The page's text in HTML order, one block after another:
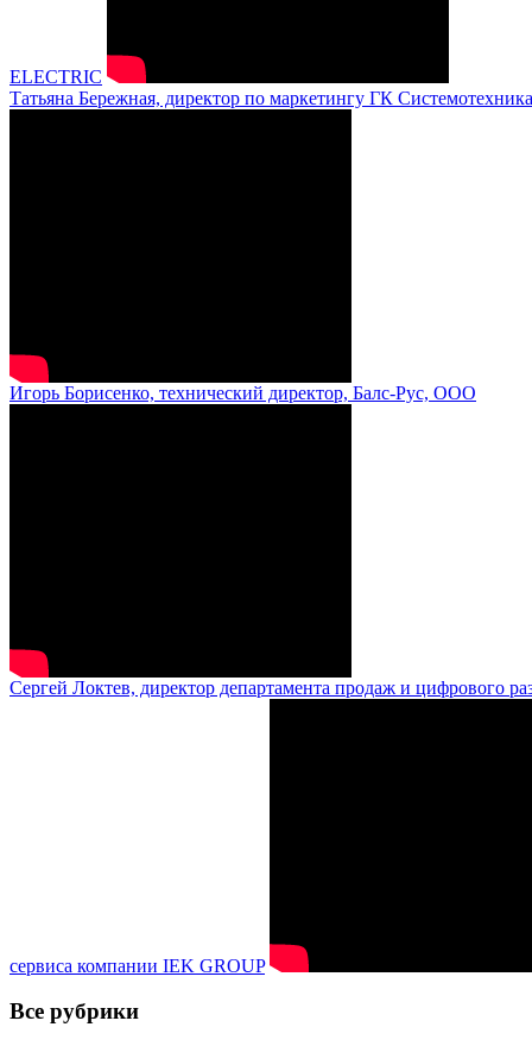
ELECTRIC
Татьяна Бережная, директор по маркетингу ГК Системотехника
Игорь Борисенко, технический директор, Балс-Рус, ООО
Сергей Локтев, директор департамента продаж и цифрового
сервиса компании IEK GROUP
Все рубрики